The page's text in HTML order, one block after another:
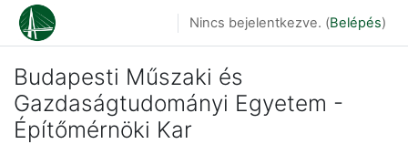
Tovább a fő tartalomhoz
Nincs bejelentkezve. (Belépés)
Budapesti Műszaki és
Gazdaságtudományi Egyetem -
Építőmérnöki Kar